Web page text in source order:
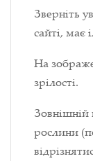
Зверніть
сайті, має
На
зрілості.
Зовнішній
рослини